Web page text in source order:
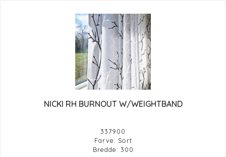
NICKI RH BURNOUT W/WEIGHTBAND
337900
Farve: Sort
Bredde: 300